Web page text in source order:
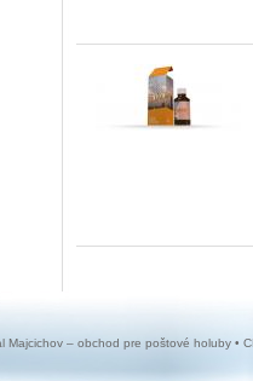
Majcichov – obchod pre poštové holuby •